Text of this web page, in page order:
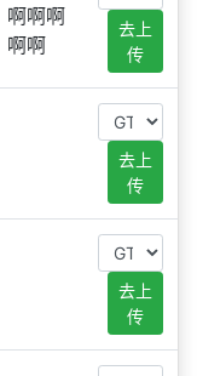
啊啊啊
啊啊
去上
传
去上
传
去上
传